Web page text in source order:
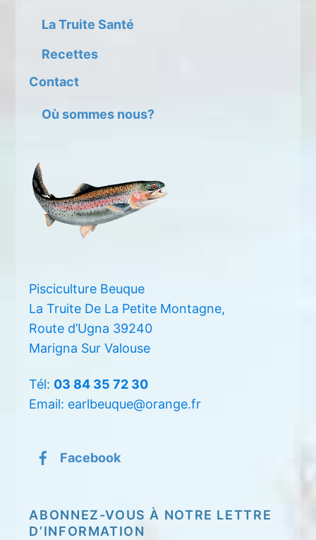
La Truite Santé
Recettes
Contact
Où sommes nous?
Pisciculture Beuque
La Truite De La Petite Montagne,
Route d’Ugna 39240
Marigna Sur Valouse
Tél: 03 84 35 72 30
Email: earlbeuque@orange.fr
Facebook
ABONNEZ-VOUS À NOTRE LETTRE
D’INFORMATION